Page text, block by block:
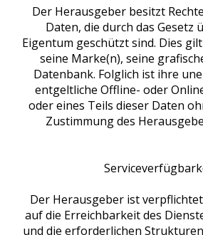
Der Herausgeber besitzt
Daten, die durch das Gesetz
Eigentum geschützt sind. Dies
seine Marke(n), seine
Datenbank. Folglich ist ihre
entgeltliche Offline- oder
oder eines Teils dieser Daten
Zustimmung des
Der Herausgeber ist
auf die Erreichbarkeit des
und die erforderlichen